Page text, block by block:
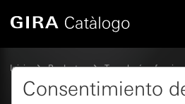
Inicio Productos
Tecnología y
System 3000 DALI, otros elementos
Consentimiento